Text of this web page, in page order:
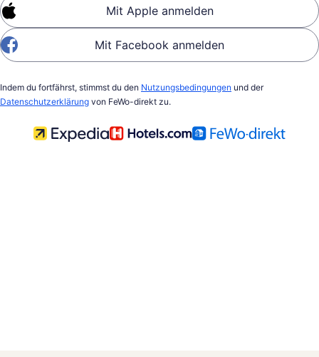
Mit Apple anmelden
Mit Facebook anmelden
Indem du fortfährst, stimmst du den Nutzungsbedingungen und der
Datenschutzerklärung von FeWo-direkt zu.